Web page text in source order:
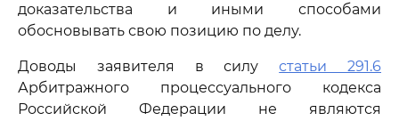
доказательства и иными способами
обосновывать свою позицию по делу.
Доводы заявителя в силустатьи 291.6
Арбитражного процессуального кодекса
Российской Федерации не являются